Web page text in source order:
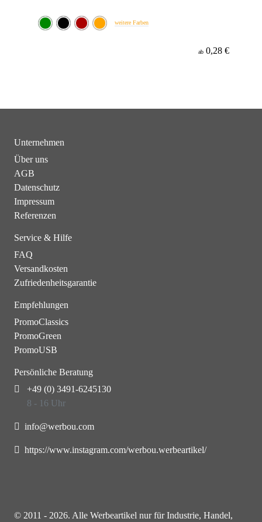
weitere Farben
ab 0,28 €
Unternehmen
Über uns
AGB
Datenschutz
Impressum
Referenzen
Service & Hilfe
FAQ
Versandkosten
Zufriedenheitsgarantie
Empfehlungen
PromoClassics
PromoGreen
PromoUSB
Persönliche Beratung
+49 (0) 3491-6245130
8 - 16 Uhr
info@werbou.com
https://www.instagram.com/werbou.werbeartikel/
© 2011 - 2026. Alle Werbeartikel nur für Industrie, Handel,